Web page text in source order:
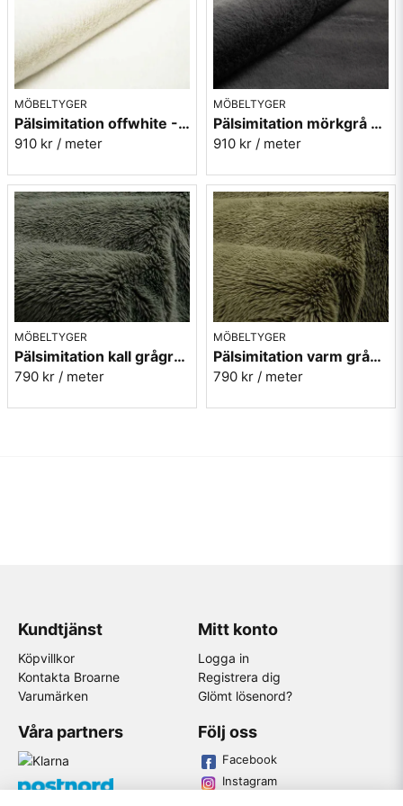
MÖBELTYGER
Pälsimitation offwhite - Bunny
910 kr / meter
MÖBELTYGER
Pälsimitation mörkgrå - Bunny
910 kr / meter
MÖBELTYGER
Pälsimitation kall grågrön - Imagine 355
790 kr / meter
MÖBELTYGER
Pälsimitation varm grågrön - Imagine 356
790 kr / meter
Kundtjänst
Köpvillkor
Kontakta Broarne
Varumärken
Mitt konto
Logga in
Registrera dig
Glömt lösenord?
Våra partners Följ oss
Facebook
Instagram